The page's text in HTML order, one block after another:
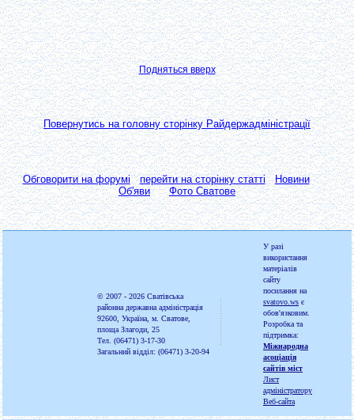
Подняться вверх
Повернутись на головну сторінку Райдержадміністрації
Обговорити на форумі перейти на сторінку статті
Новини
Об'яви
Фото Сватове
© 2007 - 2026 Сватівська
районна державна адміністрація
92600, Україна, м. Сватове,
площа Злагоди, 25
Тел. (06471) 3-17-30
Загальний відділ: (06471) 3-20-94
У разі
використання
матеріалів
сайту
посилання на
svatovo.ws є
обов'язковим.
Розробка та
підтримка:
Міжнародна
асоціація
сайтів міст
Лист
адміністратору
Веб-сайта